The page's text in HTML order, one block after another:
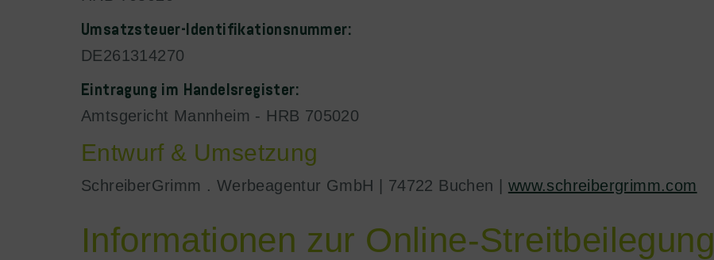
Umsatzsteuer-Identifikationsnummer:
DE261314270
Eintragung im Handelsregister:
Amtsgericht Mannheim - HRB 705020
Entwurf & Umsetzung
SchreiberGrimm . Werbeagentur GmbH | 74722 Buchen | www.schreibergrimm.com
Informationen zur Online-Streitbeilegung